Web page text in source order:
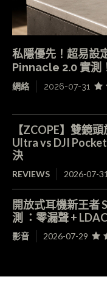
私隱優先！超易設
Pinnacle 2.0 實測
網絡 2026-07-31
【ZCOPE】雙鏡
Ultra vs DJI
決
REVIEWS 2026-07-31
開放式耳機新王者
測 ：零漏聲 +
影音 2026-07-29